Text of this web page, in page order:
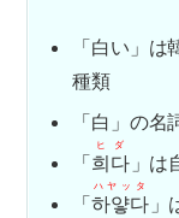
「白い」は
種類
「白」の名
「희다
ヒダ
」は
「하얗다
ハヤッタ